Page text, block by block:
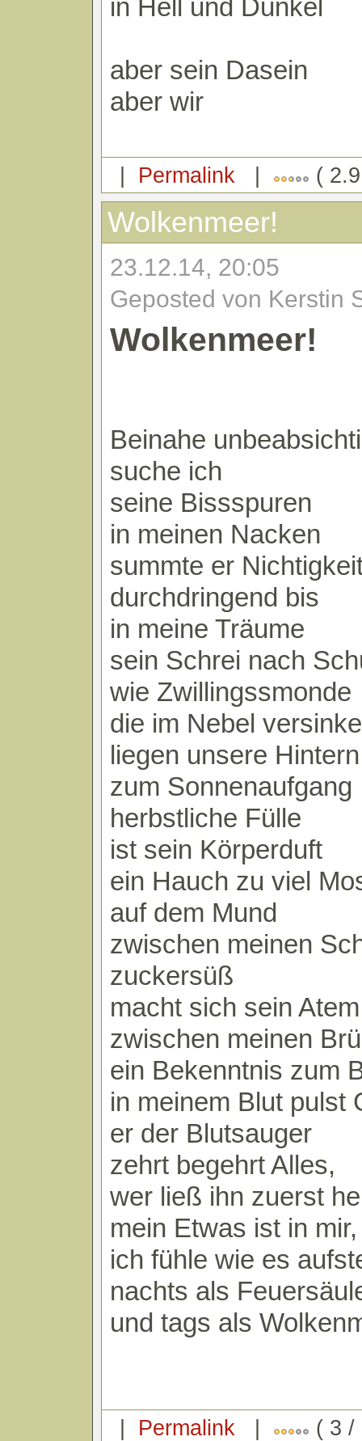
in Hell und Dunkel
aber sein Dasein
aber wir
| Permalink | (
Wolkenmeer!
23.12.14, 20:05
Geposted von Kerstin
Wolkenmeer!
Beinahe
suche ich
seine Bissspuren
in meinen Nacken
summte er
durchdringend bis
in meine Träume
sein Schrei nach
wie Zwillingssmonde
die im Nebel
liegen unsere
zum Sonnenaufgang
herbstliche Fülle
ist sein Körperduft
ein Hauch zu viel
auf dem Mund
zwischen meinen
zuckersüß
macht sich sein
zwischen meinen
ein Bekenntnis zum
in meinem Blut pulst
er der Blutsauger
zehrt begehrt Alles,
wer ließ ihn zuerst
mein Etwas ist in mir,
ich fühle wie es
nachts als
und tags als
| Permalink | ( 3 /